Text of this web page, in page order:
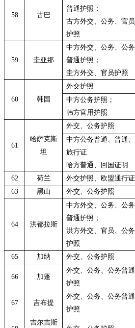
58 古巴
普通护照；
古方外交、公务、官员
护照
59 圭亚那
中方外交、公务、公务
普通护照；
圭方外交、官员护照
60 韩国
外交护照
中方公务护照；
韩方官用护照
61
哈萨克斯
坦
外交、公务护照
中方公务普通、普通、
旅行证
哈方普通、回国证明
62
荷兰 外交护照、欧盟通行证
63
黑山 外交、公务护照
64 洪都拉斯
中方外交、公务、公务
普通护照；
洪方外交、官员、公务
护照
65
加纳 外交、公务护照
66 加蓬
外交、公务、公务普通
护照
67 吉布提
外交、公务、公务普通
护照
吉尔吉斯